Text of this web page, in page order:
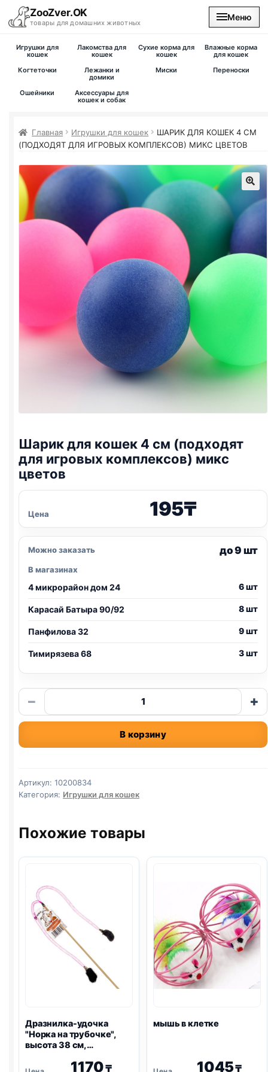
ZooZver.OK
товары для домашних животных
Меню
На главную
Вакансии
Игрушки для
кошек
Лакомства для
кошек
Сухие корма для
кошек
Влажные корма
для кошек
Когтеточки
Лежанки и
домики
Миски Переноски
Ошейники
Аксессуары для
кошек и собак
Главная Игрушки для кошек
ШАРИК ДЛЯ КОШЕК 4 СМ
(ПОДХОДЯТ ДЛЯ ИГРОВЫХ КОМПЛЕКСОВ) МИКС ЦВЕТОВ
Шарик для кошек 4 см (подходят
для игровых комплексов) микс
цветов
Цена 195₸
Можно заказать до 9 шт
В магазинах
4 микрорайон дом 24 6 шт
Карасай Батыра 90/92 8 шт
Панфилова 32 9 шт
Тимирязева 68 3 шт
−
Количество
товара
Шарик
кошек
(подходят
комплексов)
цветов
+
В корзину
Артикул: 10200834
Категория: Игрушки для кошек
Похожие товары
Дразнилка-удочка
"Норка на трубочке",
высота 38 см,
1170₸
мышь в клетке
1045₸